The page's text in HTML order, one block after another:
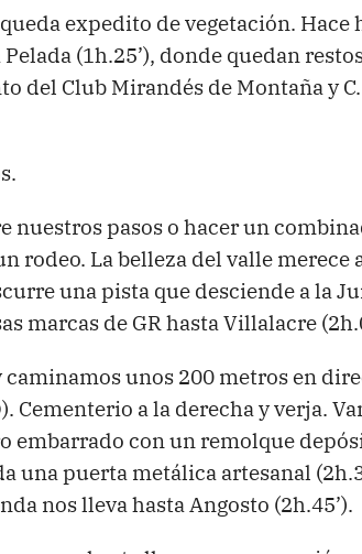
expedito de vegetación. Hace
(1h.25’), donde quedan
del Club Mirandés de Montaña y
nuestros pasos o hacer un
rodeo. La belleza del valle merece
una pista que desciende a la
marcas de GR hasta Villalacre
unos 200 metros en
Cementerio a la derecha y verja.
embarrado con un remolque
una puerta metálica artesanal
nos lleva hasta Angosto (2h.45’).